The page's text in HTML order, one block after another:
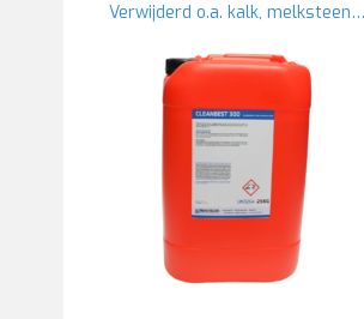
Verwijderd o.a. kalk, melksteen…